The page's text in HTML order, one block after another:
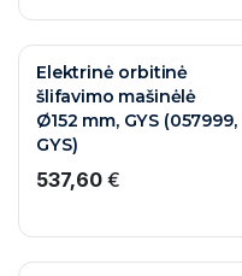
Elektrinė orbitinė
šlifavimo mašinėlė
Ø152 mm, GYS (057999,
GYS)
537,60 €